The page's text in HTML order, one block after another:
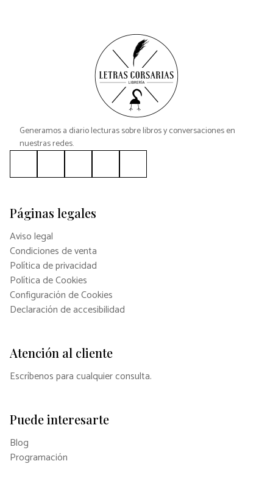
Generamos a diario lecturas sobre libros y conversaciones en
nuestras redes.
Páginas legales
Aviso legal
Condiciones de venta
Política de privacidad
Política de Cookies
Configuración de Cookies
Declaración de accesibilidad
Atención al cliente
Escríbenos para cualquier consulta.
Puede interesarte
Blog
Programación